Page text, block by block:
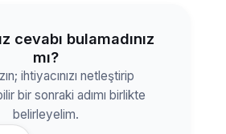
cevabı bulamadınız
mı?
ihtiyacınızı netleştirip
bir sonraki adımı birlikte
belirleyelim.